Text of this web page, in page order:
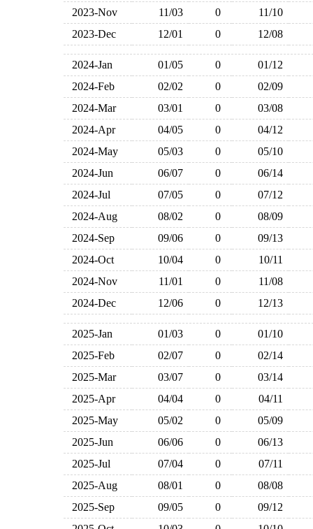
2023-Nov
11/03 0
11/10
2023-Dec
12/01 0 12/08
2024-Jan 01/05 0
01/12
2024-Feb
02/02 0
02/09
2024-Mar
03/01 0
03/08
2024-Apr
04/05 0
04/12
2024-May
05/03 0
05/10
2024-Jun
06/07 0
06/14
2024-Jul
07/05 0
07/12
2024-Aug
08/02 0
08/09
2024-Sep
09/06 0
09/13
2024-Oct
10/04 0
10/11
2024-Nov
11/01 0
11/08
2024-Dec
12/06 0 12/13
2025-Jan 01/03 0
01/10
2025-Feb
02/07 0
02/14
2025-Mar
03/07 0
03/14
2025-Apr
04/04 0
04/11
2025-May
05/02 0
05/09
2025-Jun
06/06 0
06/13
2025-Jul
07/04 0
07/11
2025-Aug
08/01 0
08/08
2025-Sep
09/05 0
09/12